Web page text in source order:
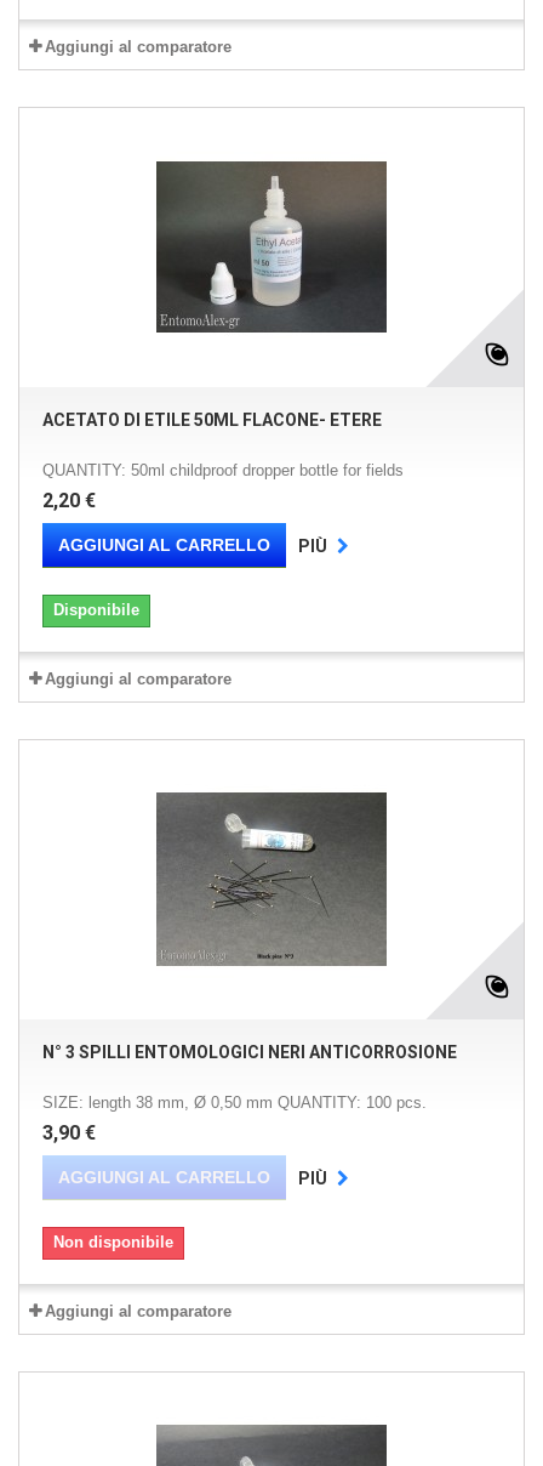
Aggiungi al comparatore
ACETATO DI ETILE 50ML FLACONE- ETERE
QUANTITY: 50ml childproof dropper bottle for fields
2,20 €
AGGIUNGI AL CARRELLO PIÙ
Disponibile
Aggiungi al comparatore
N° 3 SPILLI ENTOMOLOGICI NERI ANTICORROSIONE
SIZE: length 38 mm, Ø 0,50 mm QUANTITY: 100 pcs.
3,90 €
AGGIUNGI AL CARRELLO PIÙ
Non disponibile
Aggiungi al comparatore